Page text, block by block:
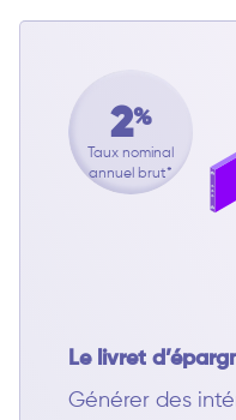
2%
Taux nominal
annuel brut*
Le livret
Générer des